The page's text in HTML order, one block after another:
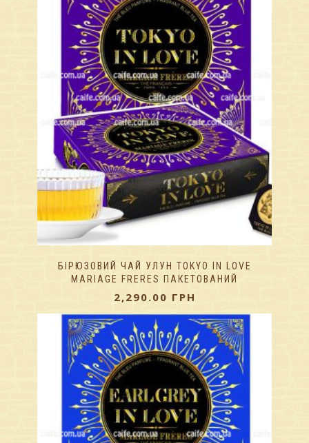
БІРЮЗОВИЙ ЧАЙ УЛУН TOKYO IN LOVE
MARIAGE FRERES ПАКЕТОВАНИЙ
2,290.00 ГРН